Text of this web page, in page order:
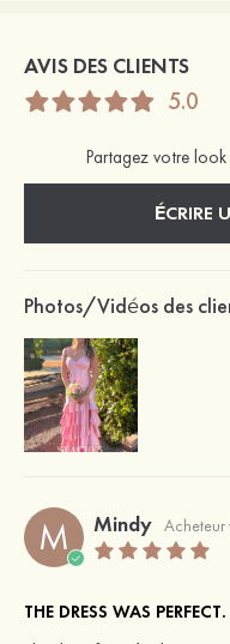
AVIS DES CLIENTS
5.0
Partagez votre
ÉCRIRE
Photos/Vidéos des
M Mindy Acheteur
THE DRESS WAS PERFECT.